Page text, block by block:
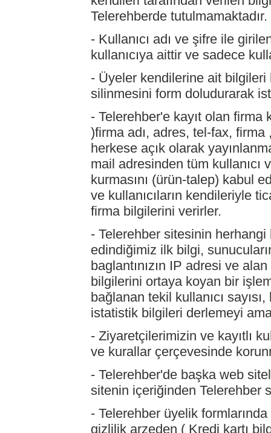
Telerehberde tutulmamaktadır.
- Kullanıcı adı ve şifre ile
kullanıcıya aittir ve sadece
- Üyeler kendilerine ait
silinmesini form doludurarak
- Telerehber'e kayıt olan
)firma adı, adres, tel-fax,
herkese açık olarak
mail adresinden tüm kullanıcı
kurmasını (ürün-talep) kabul
ve kullanıcıların kendileriyle
firma bilgilerini verirler.
- Telerehber sitesinin herhangi
edindiğimiz ilk bilgi,
baglantınızın IP adresi ve
bilgilerini ortaya koyan bir
bağlanan tekil kullanıcı
istatistik bilgileri derlemeyi
- Ziyaretçilerimizin ve kayıtlı
ve kurallar çerçevesinde
- Telerehber'de başka web
sitenin içeriğinden Telerehber
- Telerehber üyelik
gizlilik arzeden ( Kredi kartı